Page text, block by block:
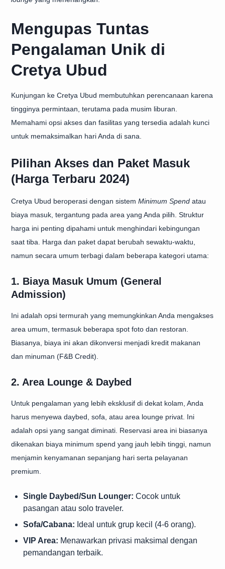
Mengupas Tuntas
Pengalaman Unik di
Cretya Ubud
Kunjungan ke Cretya Ubud membutuhkan perencanaan karena
tingginya permintaan, terutama pada musim liburan.
Memahami opsi akses dan fasilitas yang tersedia adalah kunci
untuk memaksimalkan hari Anda di sana.
Pilihan Akses dan Paket Masuk
(Harga Terbaru 2024)
Cretya Ubud beroperasi dengan sistem Minimum Spend atau
biaya masuk, tergantung pada area yang Anda pilih. Struktur
harga ini penting dipahami untuk menghindari kebingungan
saat tiba. Harga dan paket dapat berubah sewaktu-waktu,
namun secara umum terbagi dalam beberapa kategori utama:
1. Biaya Masuk Umum (General
Admission)
Ini adalah opsi termurah yang memungkinkan Anda mengakses
area umum, termasuk beberapa spot foto dan restoran.
Biasanya, biaya ini akan dikonversi menjadi kredit makanan
dan minuman (F&B Credit).
2. Area Lounge & Daybed
Untuk pengalaman yang lebih eksklusif di dekat kolam, Anda
harus menyewa daybed, sofa, atau area lounge privat. Ini
adalah opsi yang sangat diminati. Reservasi area ini biasanya
dikenakan biaya minimum spend yang jauh lebih tinggi, namun
menjamin kenyamanan sepanjang hari serta pelayanan
premium.
Single Daybed/Sun Lounger: Cocok untuk
pasangan atau solo traveler.
Sofa/Cabana: Ideal untuk grup kecil (4-6 orang).
VIP Area: Menawarkan privasi maksimal dengan
pemandangan terbaik.